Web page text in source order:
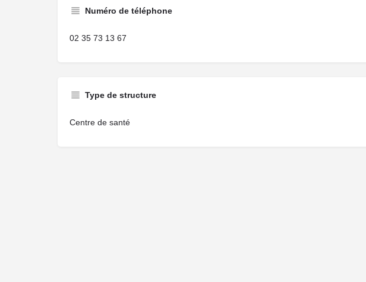
Numéro de téléphone
02 35 73 13 67
Type de structure
Centre de santé